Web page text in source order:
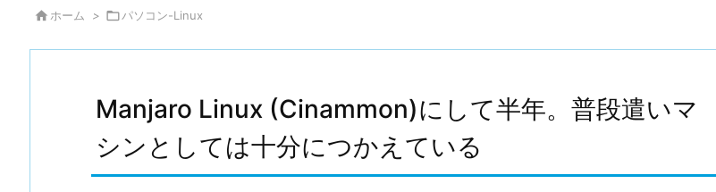
 ホーム > パソコン-Linux
Manjaro Linux (Cinammon)にして半年。普段遣いマ
シンとしては十分につかえている